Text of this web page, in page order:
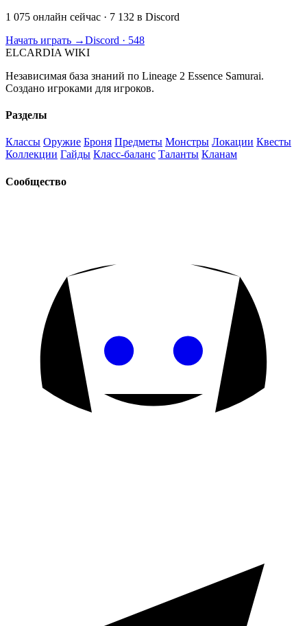
1 075 онлайн сейчас · 7 132 в Discord
Начать играть →Discord · 548
ELCARDIA WIKI
Независимая база знаний по Lineage 2 Essence Samurai.
Создано игроками для игроков.
Разделы
Классы Оружие Броня Предметы Монстры Локации Квесты
Коллекции Гайды Класс-баланс Таланты Кланам
Сообщество